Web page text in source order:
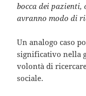
bocca dei pazienti,
avranno modo di
Un analogo caso
significativo nella
volontà di
sociale.